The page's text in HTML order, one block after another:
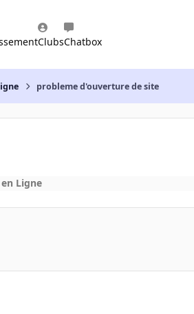
ClubsChatbox
probleme d'ouverture de site
Ligne